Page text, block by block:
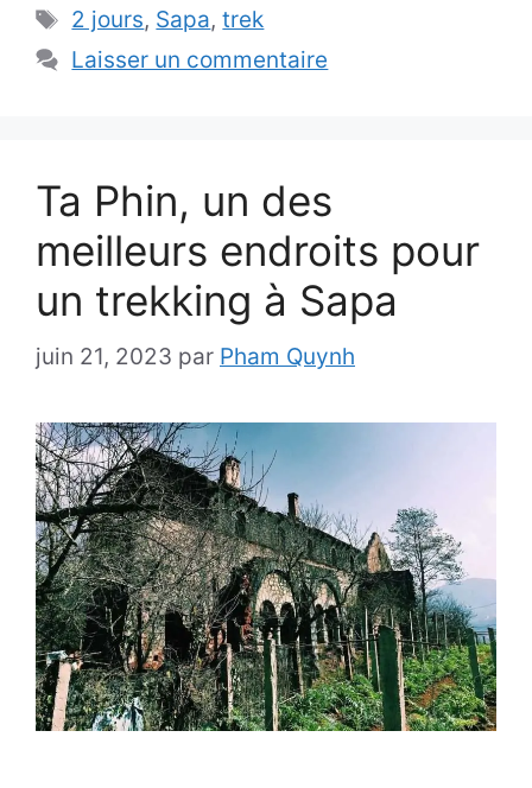
Étiquettes
2 jours, Sapa,trek
Laisser un commentaire
Ta Phin, un des
meilleurs endroits pour
un trekking à Sapa
juin 21, 2023 par Pham Quynh